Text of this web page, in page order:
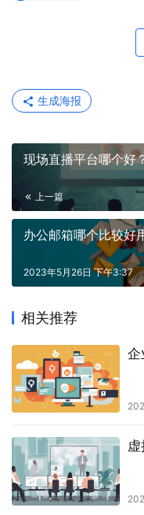
生成海报
现场直播平台哪个好
上一篇
办公邮箱哪个比较好
2023年5月26日 下午3:37
相关推荐
企
虚